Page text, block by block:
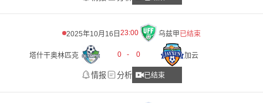
2025年10月16日 23:00 乌兹甲已结束
塔什干奥林匹克 0 - 0 加云
情报 分析 已结束